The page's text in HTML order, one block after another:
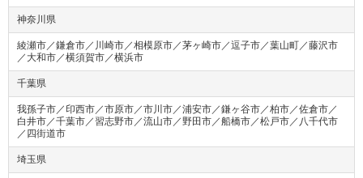
神奈川県
綾瀬市／鎌倉市／川崎市／相模原市／茅ヶ崎市／逗子市／葉山町／藤沢市
／大和市／横須賀市／横浜市
千葉県
我孫子市／印西市／市原市／市川市／浦安市／鎌ヶ谷市／柏市／佐倉市／
白井市／千葉市／習志野市／流山市／野田市／船橋市／松戸市／八千代市
／四街道市
埼玉県